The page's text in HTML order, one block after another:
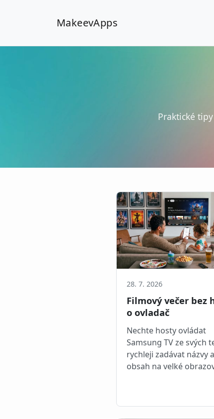
MakeevApps
Praktické
28. 7. 2026
Filmový večer bez
o ovladač
Nechte hosty ovládat
Samsung TV ze svých
rychleji zadávat názvy
obsah na velké